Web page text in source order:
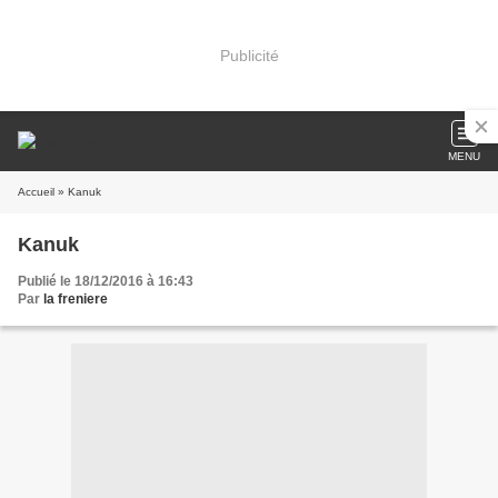
Publicité
MENU
Accueil » Kanuk
Kanuk
Publié le 18/12/2016 à 16:43
Par la freniere